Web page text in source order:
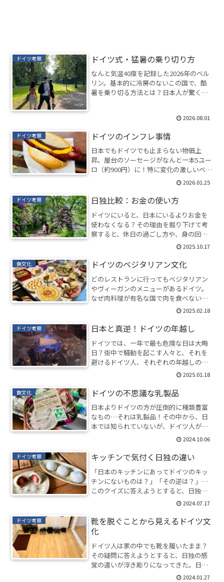
ドイツ考察 ドイツ式・猛暑の乗り切り方
なんと気温40度を記録した2026年のベル
リン。基本的に冷房のないこの国で、酷
暑を乗り切る方法とは？日本人が驚くド
2026.08.01
ドイツ考察 ドイツのインフレ事情
日本でもドイツでも止まらない物価上
昇。屋台のソーセージがなんと一本5ユー
ロ（約900円）に！特に変化の激しいベル
リンから、日常生活で実感するインフレ
2026.01.25
ドイツ考察 日独比較：お金の使い方
ドイツにいると、日本にいるよりお金を
使わなくなる？その理由を掘り下げて考
察すると、休日の過ごし方や、身の回り
のものに対する感覚など、日独のメンタ
2025.10.17
食文化 ドイツのベジタリアン文化
どのレストランに行ってもベジタリアン
やヴィーガンのメニューがあるドイツ。
なぜ肉料理が有名な国で肉を食べないの
か、周りのドイツ人たちに聞いてみた。
2025.02.18
ドイツ考察 日本と真逆！ドイツの年越し
ドイツでは、一年で最も危険な日は大晦
日？街中で騒動を起こす人々と、それを
避けるドイツ人、それぞれの年越しの様
子とは。定番の食べものや飲みものも紹
2025.01.18
食文化 ドイツの不思議な乳製品
日本よりドイツの方が圧倒的に種類豊富
なもの…それは乳製品！その中から、日
本では知られていないが、ドイツ人が大
2024.10.06
ドイツ考察 キッチンで気付く日独の違い
「日本のキッチンにあってドイツのキッ
チンにないものは？」「その逆は？」…
このクイズに答えようとすると、日独の
文化と意識の違いが見えてくる。2024.07.17
ドイツ考察
靴を脱ぐことから見えるドイツ文
化
ドイツ人は家の中でも靴を履いたまま？
その疑問に答えようとすると、日独の感
覚の違いが浮き彫りになってきた。日本
とは似て非なるドイツの文化を考察。
2024.01.27